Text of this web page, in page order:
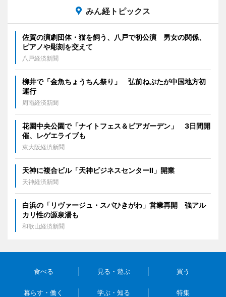
みん経トピックス
佐賀の演劇団体・猫を飼う、八戸で初公演 男女の関係、
ピアノや彫刻を交えて
八戸経済新聞
柳井で「金魚ちょうちん祭り」 弘前ねぷたが中国地方初
運行
周南経済新聞
花園中央公園で「ナイトフェス＆ビアガーデン」 3日間開
催、レゲエライブも
東大阪経済新聞
天神に複合ビル「天神ビジネスセンターII」開業
天神経済新聞
白浜の「リヴァージュ・スパひきがわ」営業再開 強アル
カリ性の源泉湯も
和歌山経済新聞
食べる 見る・遊ぶ 買う
暮らす・働く 学ぶ・知る 特集